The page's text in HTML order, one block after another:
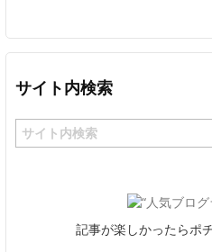
サイト内検索
記事が楽しかったらポ